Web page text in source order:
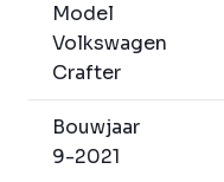
Model
Volkswagen
Crafter
Bouwjaar
9-2021